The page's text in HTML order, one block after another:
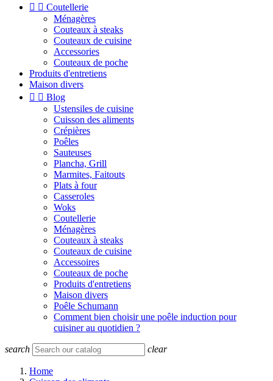
  Coutellerie
Ménagères
Couteaux à steaks
Couteaux de cuisine
Accessories
Couteaux de poche
Produits d'entretiens
Maison divers
  Blog
Ustensiles de cuisine
Cuisson des aliments
Crépières
Poêles
Sauteuses
Plancha, Grill
Marmites, Faitouts
Plats à four
Casseroles
Woks
Coutellerie
Ménagères
Couteaux à steaks
Couteaux de cuisine
Accessoires
Couteaux de poche
Produits d'entretiens
Maison divers
Poêle Schumann
Comment bien choisir une poêle induction pour
cuisiner au quotidien ?
search clear
Home